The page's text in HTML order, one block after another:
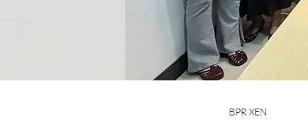
BPR XEN